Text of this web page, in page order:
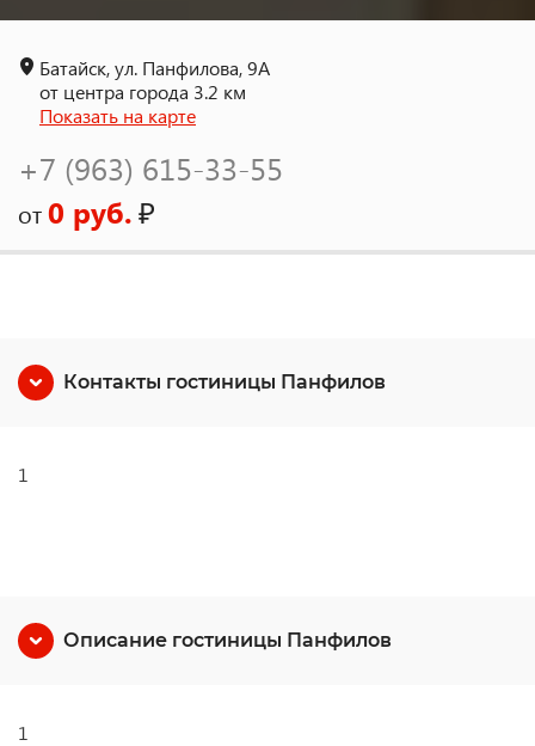
Батайск, ул. Панфилова, 9А
от центра города 3.2 км
Показать на карте
+7 (963) 615-33-55
от0 руб.₽
Контакты гостиницы Панфилов
1
Описание гостиницы Панфилов
1